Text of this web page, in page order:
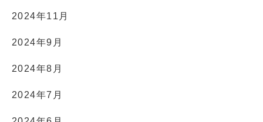
2024年11月
2024年9月
2024年8月
2024年7月